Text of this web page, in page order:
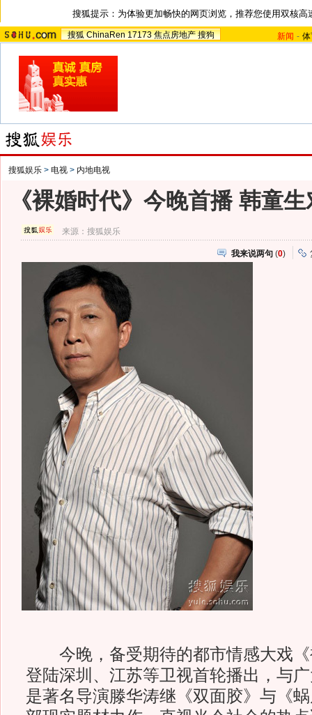
搜狐提示：为体验更加畅快的网页浏览，推荐您使用双核高
搜狐 ChinaRen 17173 焦点房地产 搜狗 新闻 -
搜狐娱乐 > 电视 > 内地电视
《裸婚时代》今晚首播 韩童
来源：搜狐娱乐
我来说两句 (0)
今晚，备受期待的都市情感大戏《
登陆深圳、江苏等卫视首轮播出，与
是著名导演滕华涛继《双面胶》与《